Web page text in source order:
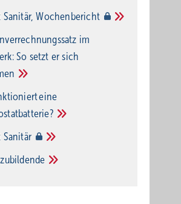
Sanitär,Wochenbericht
im
So setzt er sich
eine
Sanitär